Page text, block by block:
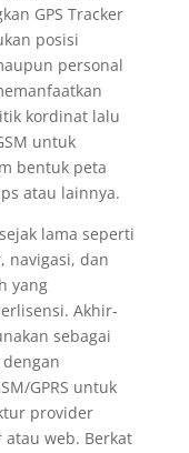
GPS Tracker
posisi
personal
kordinat lalu
untuk
bentuk peta
atau lainnya.
lama seperti
navigasi, dan
yang
Akhir-
sebagai
GPRS untuk
provider
web. Berkat